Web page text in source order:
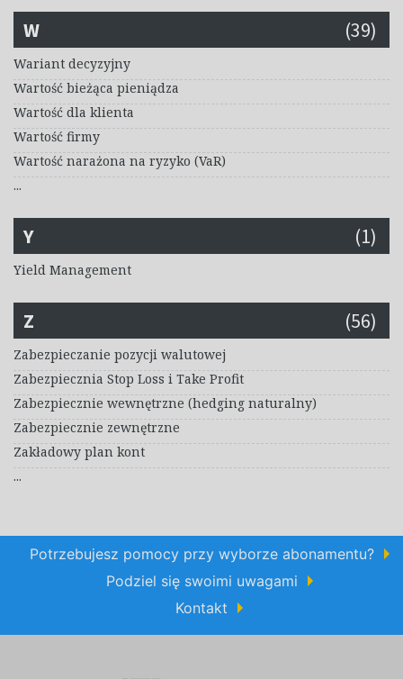
W (39)
Wariant decyzyjny
Wartość bieżąca pieniądza
Wartość dla klienta
Wartość firmy
Wartość narażona na ryzyko (VaR)
...
Y (1)
Yield Management
Z (56)
Zabezpieczanie pozycji walutowej
Zabezpiecznia Stop Loss i Take Profit
Zabezpiecznie wewnętrzne (hedging naturalny)
Zabezpiecznie zewnętrzne
Zakładowy plan kont
...
Potrzebujesz pomocy przy wyborze abonamentu?
Podziel się swoimi uwagami
Kontakt